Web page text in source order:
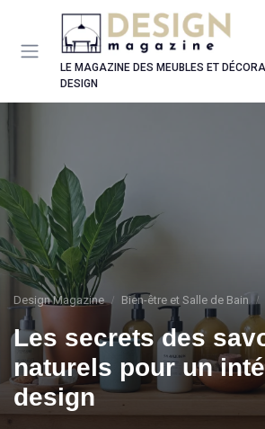
LE MAGAZINE DES MEUBLES ET
DESIGN
Design Magazine Bien-être et Salle de Bain
Les secrets des
naturels pour un
design
Panneau de gestion des cookies